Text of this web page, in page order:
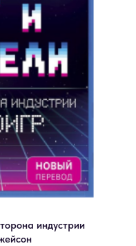
индустрии